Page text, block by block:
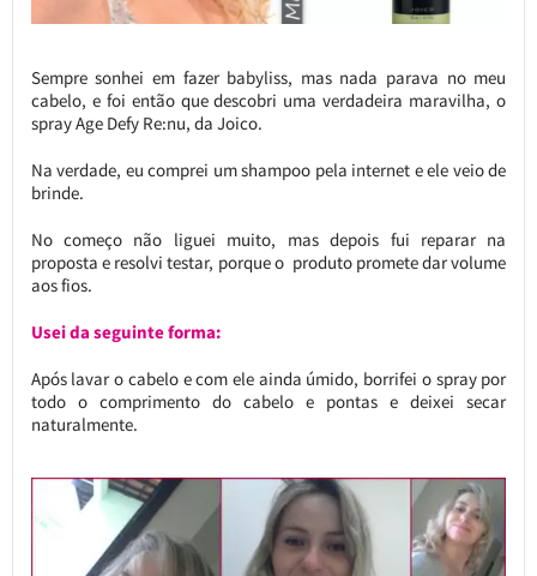
Sempre sonhei em fazer babyliss, mas nada parava no meu
cabelo, e foi então que descobri uma verdadeira maravilha, o
spray Age Defy Re:nu, da Joico.
Na verdade, eu comprei um shampoo pela internet e ele veio de
brinde.
No começo não liguei muito, mas depois fui reparar na
proposta e resolvi testar, porque o produto promete dar volume
aos fios.
Usei da seguinte forma:
Após lavar o cabelo e com ele ainda úmido, borrifei o spray por
todo o comprimento do cabelo e pontas e deixei secar
naturalmente.